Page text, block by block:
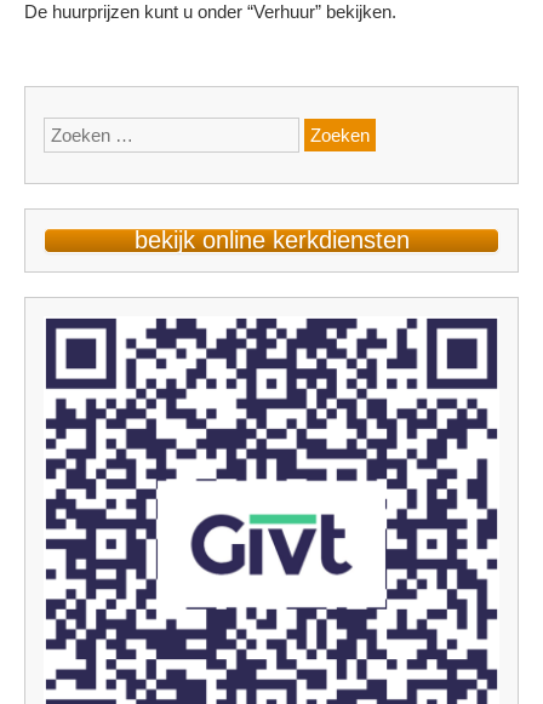
De huurprijzen kunt u onder “Verhuur” bekijken.
Zoeken
naar:
bekijk online kerkdiensten